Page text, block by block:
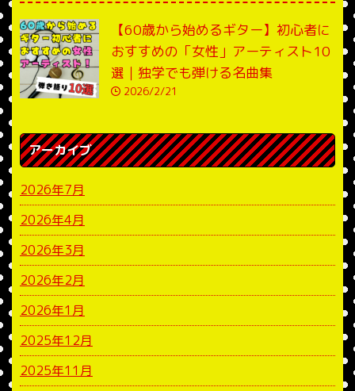
【60歳から始めるギター】初心者に
おすすめの「女性」アーティスト10
選｜独学でも弾ける名曲集
2026/2/21
アーカイブ
2026年7月
2026年4月
2026年3月
2026年2月
2026年1月
2025年12月
2025年11月